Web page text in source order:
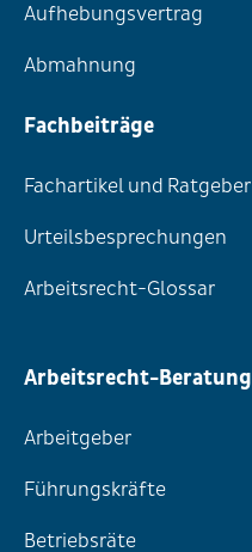
Aufhebungsvertrag
Abmahnung
Fachbeiträge
Fachartikel und Ratgeber
Urteilsbesprechungen
Arbeitsrecht-Glossar
Arbeitsrecht-Beratung
Arbeitgeber
Führungskräfte
Betriebsräte